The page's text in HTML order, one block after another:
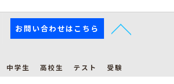
お問い合わせはこちら
中学生 高校生 テスト
受験